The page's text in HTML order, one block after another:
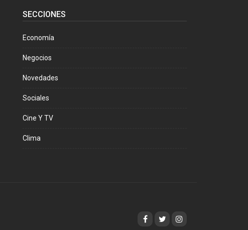
SECCIONES
Economía
Negocios
Novedades
Sociales
Cine Y TV
Clima